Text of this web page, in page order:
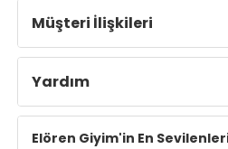
Müşteri İlişkileri
Yardım
Elören Giyim'in En